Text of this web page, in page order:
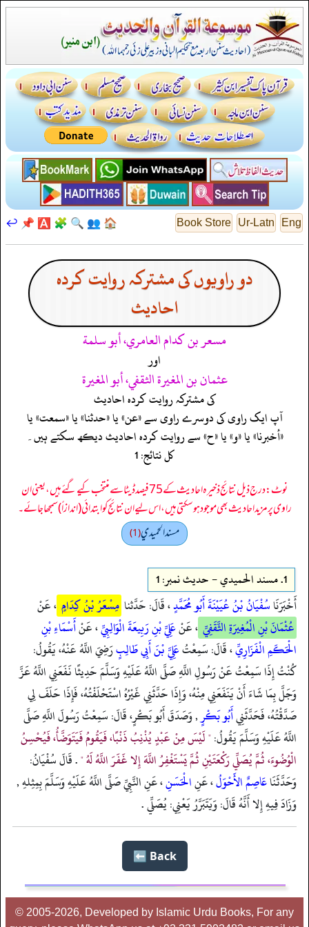
Eng
Ur-Latn
Book Store
🏠
👥
🔍
🧩
🅰️
📌
↩️
دو راویوں کی مشترکہ روایت کردہ
احادیث
مسعر بن كدام العامري، أبو سلمة
اور
عثمان بن المغيرة الثقفي، أبو المغيرة
کی مشترکہ روایت کردہ احادیث
آپ ایک راوی کی دوسرے راوی سے «عن» یا «حدثنا» یا «سمعت» یا
«أخبرنا» یا «و» یا «ح» سے روایت کردہ احادیث دیکھ سکتے ہیں۔
کل نتائج: 1
نوٹ: درج ذیل نتائج ذخیرہ احادیث کے 75 فیصد ڈیٹا سے منتخب کیے گئے ہیں، یعنی ان
راوی پر مزید احادیث بھی موجود ہو سکتی ہیں، اس لیے ان نتائج کو ابتدائی (اندازاً) سمجھا جائے۔
مسند الحميدي(1)
1. مسند الحميدي - حدیث نمبر: 1
أَخْبَرَنَاسُفْيَانُ بْنُ عُيَيْنَةَ أَبُو مُحَمَّدٍ، قَالَ: حَدَّثنا مِسْعَرُ بْنُ كِدَامٍ ، عَنْ
عُثْمَانَ بْنِ الْمُغِيرَةِ الثَّقَفِيِّ ، عَنْعَلِيِّ بْنِ رَبِيعَةَ الْوَالِبِيِّ، عَنْأَسْمَاءِ بْنِ
الْحَكَمِ الْفَزَارِيِّ، قَالَ: سَمِعْتُعَلِيَّ بْنَ أَبِي طَالِبٍرَضِيَ اللَّهُ عَنْهُ، يَقُولُ:
كُنْتُ إِذَا سَمِعْتُ عَنْ رَسُولِ اللَّهِ صَلَّى اللَّهُ عَلَيْهِ وَسَلَّمَ حَدِيثًا نَفَعَنِي اللَّهُ عَزَّ
وَجَلَّ بِمَا شَاءَ أَنْ يَنَفَعَنِي مِنْهُ، وَإِذَا حَدَّثَنِي غَيْرُهُ اسْتَحْلَفْتُهُ، فَإِذَا حَلَفَ لِي
صَدَّقْتُهُ، فَحَدَّثَنِيأَبُو بَكْرٍ, وَصَدَقَ أَبُو بَكْرٍ، قَالَ: سَمِعْتُ رَسُولَ اللَّهِ صَلَّى
اللَّهُ عَلَيْهِ وَسَلَّمَ يَقُولُ:" لَيْسَ مِنْ عَبْدٍ يُذْنِبُ ذَنْبًا، فَيَقُومُ فَيَتَوَضَّأُ، فَيُحْسِنُ
الْوُضُوءَ، ثُمَّ يُصَلِّي رَكْعَتَيْنِ ثُمَّ يَسْتَغْفِرُ اللَّهَ إِلا غَفَرَ اللَّهُ لَهُ ". قَالَ سُفْيَانُ:
وَحَدَّثَنَاعَاصِمٌ الأَحْوَلُ، عَنِالْحَسَنِ، عَنِ النَّبِيِّ صَلَّى اللَّهُ عَلَيْهِ وَسَلَّمَ بِمِثِلهِ ,
وَزَادَ فِيهِ إِلا أَنَّهُ قَالَ: وَيَتَبَرَّرُ يَعْنِي: يُصَلِّي .
Back ⬅️
© 2005-2026, Developed by Islamic Urdu Books, For any